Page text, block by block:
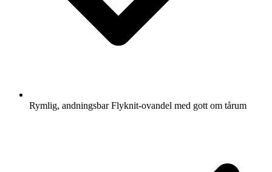
Rymlig, andningsbar Flyknit-ovandel med gott om tårum